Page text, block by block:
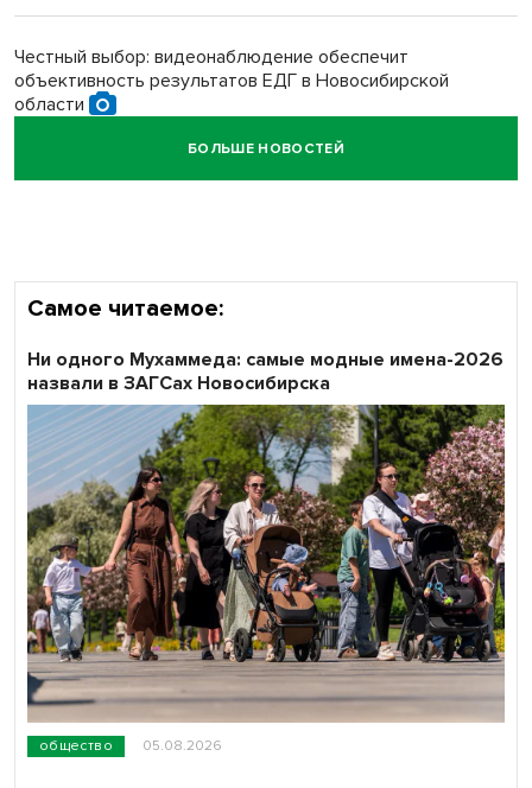
Честный выбор: видеонаблюдение обеспечит
объективность результатов ЕДГ в Новосибирской
области
Кибертанки пошли в бой: «Ростелеком» объявляет
БОЛЬШЕ НОВОСТЕЙ
Самое читаемое:
общество 05.08.2026
Ни одного Мухаммеда: самые модные имена-2026
назвали в ЗАГСах Новосибирска